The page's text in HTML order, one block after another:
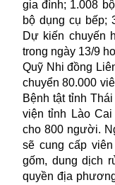
gia đình; 1.008
bộ dụng cụ bếp;
Dự kiến chuyến
trong ngày 13/9
Quỹ Nhi đồng
chuyển 80.000
Bệnh tật tỉnh
viện tỉnh Lào
cho 800 người.
sẽ cung cấp
gốm, dung dịch
quyền địa